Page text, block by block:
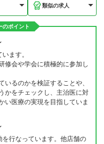
類似の求人
ポイント
ます。
修会や学会に積極的に参加し
いるのかを検証することや、
かをチェックし、主治医に対
い医療の実現を目指していま
行なっています。他店舗の